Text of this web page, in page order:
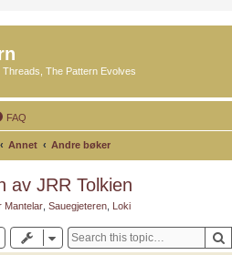
The Pattern Evolves
FAQ
Annet Andre bøker
av JRR Tolkien
Mantelar Sauegjeteren Loki